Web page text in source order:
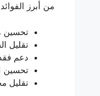
من أبرز
تحسين
تقليل
دعم
تحسين
تقليل